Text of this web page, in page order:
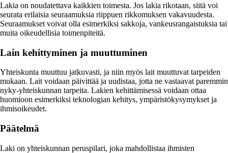
Lakia on noudatettava kaikkien toimesta. Jos lakia rikotaan, siitä voi
seurata erilaisia seuraamuksia riippuen rikkomuksen vakavuudesta.
Seuraamukset voivat olla esimerkiksi sakkoja, vankeusrangaistuksia tai
muita oikeudellisia toimenpiteitä.
Lain kehittyminen ja muuttuminen
Yhteiskunta muuttuu jatkuvasti, ja niin myös lait muuttuvat tarpeiden
mukaan. Lait voidaan päivittää ja uudistaa, jotta ne vastaavat paremmin
nyky-yhteiskunnan tarpeita. Lakien kehittämisessä voidaan ottaa
huomioon esimerkiksi teknologian kehitys, ympäristökysymykset ja
ihmisoikeudet.
Päätelmä
Laki on yhteiskunnan peruspilari, joka mahdollistaa ihmisten